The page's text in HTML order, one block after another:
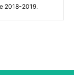
2018-2019.